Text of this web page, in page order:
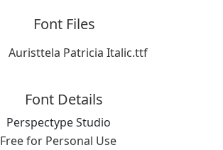
Font Files
Auristtela Patricia Italic.ttf
Font Details
Perspectype Studio
Free for Personal Use